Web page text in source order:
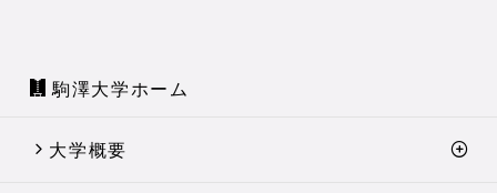
駒澤大学ホーム
大学概要